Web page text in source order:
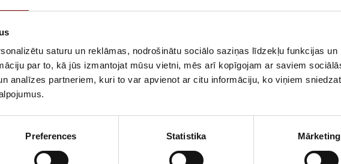
saturu un reklāmas, nodrošinātu sociālo saziņas līdzekļu funkcijas un
par to, kā jūs izmantojat mūsu vietni, mēs arī kopīgojam ar saviem
analīzes partneriem, kuri to var apvienot ar citu informāciju, ko viņiem
Preferences Statistika
EnerSys ražotās akumulatoru baterijas
skābes baterijas ar saistītu elektrolītu.
horizontālā stāvoklī (uz sāniem).